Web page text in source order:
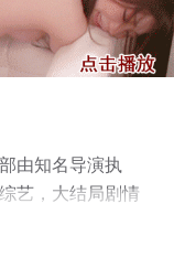
由知名导演执
艺，大结局剧情
无删减完整版综